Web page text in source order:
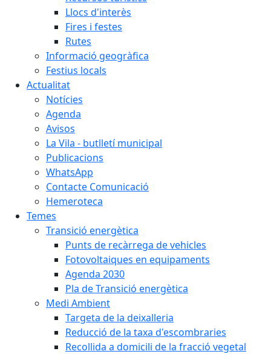
Llocs d'interès
Fires i festes
Rutes
Informació geogràfica
Festius locals
Actualitat
Notícies
Agenda
Avisos
La Vila - butlletí municipal
Publicacions
WhatsApp
Contacte Comunicació
Hemeroteca
Temes
Transició energètica
Punts de recàrrega de vehicles
Fotovoltaiques en equipaments
Agenda 2030
Pla de Transició energètica
Medi Ambient
Targeta de la deixalleria
Reducció de la taxa d'escombraries
Recollida a domicili de la fracció vegetal